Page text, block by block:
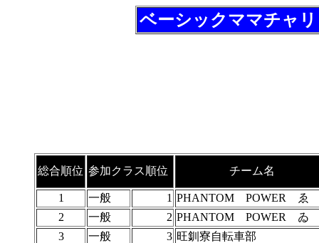
ベーシックママチャ
総合順位 参加クラス順位 チーム名
1 一般 1 PHANTOM POWER ゑ
2
一般 2 PHANTOM POWER ゐ
3
一般 3 旺釧寮自転車部